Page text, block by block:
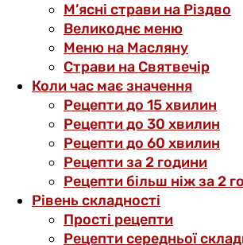
М’ясні страви на Різдво
Великоднє меню
Меню на Масляну
Страви на Святвечір
Коли час має значення
Рецепти до 15 хвилин
Рецепти до 30 хвилин
Рецепти до 60 хвилин
Рецепти за 2 години
Рецепти більш ніж за 2
Рівень складності
Прості рецепти
Рецепти середньої